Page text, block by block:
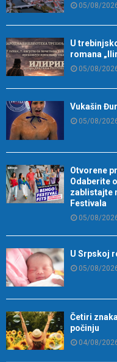
05/08/
U
romana
05/08/
Vukašin
05/08/
Otvorene
Odaberite
zablistajte
Festivala
05/08/
U Srpskoj
05/08/
Četiri
počinju
04/08/